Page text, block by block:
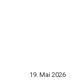
19. Mai 2026